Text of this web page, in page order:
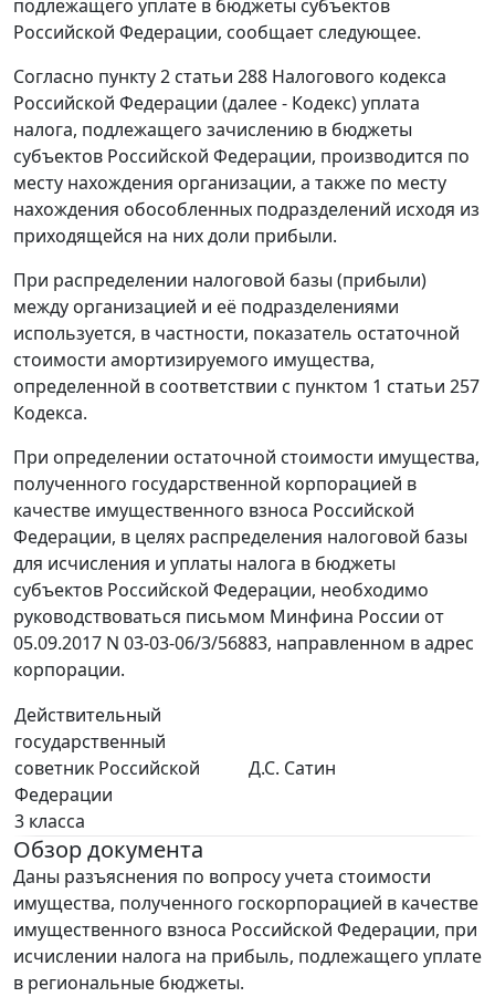
подлежащего уплате в бюджеты субъектов
Российской Федерации, сообщает следующее.
Согласно пункту 2 статьи 288 Налогового кодекса
Российской Федерации (далее - Кодекс) уплата
налога, подлежащего зачислению в бюджеты
субъектов Российской Федерации, производится по
месту нахождения организации, а также по месту
нахождения обособленных подразделений исходя из
приходящейся на них доли прибыли.
При распределении налоговой базы (прибыли)
между организацией и её подразделениями
используется, в частности, показатель остаточной
стоимости амортизируемого имущества,
определенной в соответствии с пунктом 1 статьи 257
Кодекса.
При определении остаточной стоимости имущества,
полученного государственной корпорацией в
качестве имущественного взноса Российской
Федерации, в целях распределения налоговой базы
для исчисления и уплаты налога в бюджеты
субъектов Российской Федерации, необходимо
руководствоваться письмом Минфина России от
05.09.2017 N 03-03-06/3/56883, направленном в адрес
корпорации.
Действительный
государственный
советник Российской
Федерации
3 класса
Д.С. Сатин
Обзор документа
Даны разъяснения по вопросу учета стоимости
имущества, полученного госкорпорацией в качестве
имущественного взноса Российской Федерации, при
исчислении налога на прибыль, подлежащего уплате
в региональные бюджеты.